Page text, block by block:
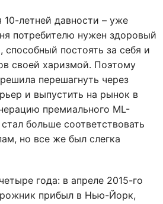
летней давности – уже
потребителю нужен здоровый
способный постоять за себя и
своей харизмой. Поэтому
перешагнуть через
и выпустить на рынок в
премиального ML-
больше соответствовать
но все же был слегка
года: в апреле 2015-го
прибыл в Нью-Йорк,